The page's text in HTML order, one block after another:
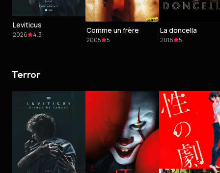
Leviticus
2026 4.3 Comme un frère
2005 5
La doncella
2016 5
Terror